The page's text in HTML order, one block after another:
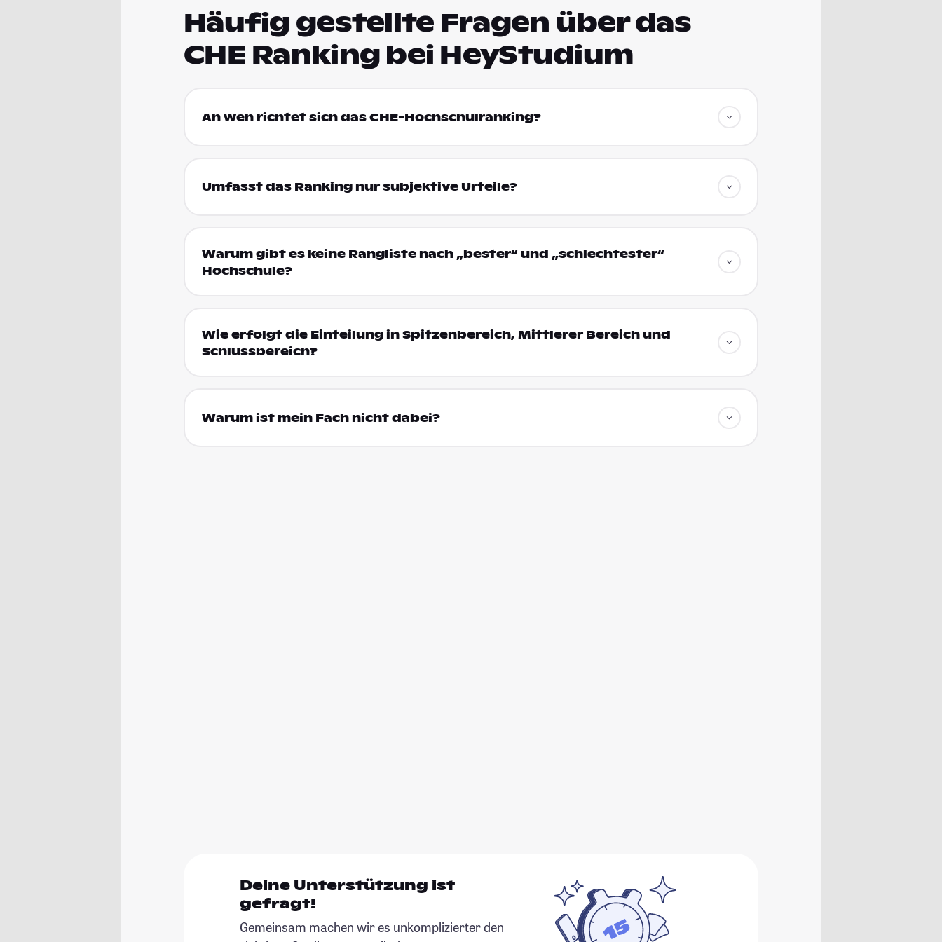
Häufig gestellte Fragen über das
CHE Ranking bei HeyStudium
An wen richtet sich das CHE-Hochschulranking?
Umfasst das Ranking nur subjektive Urteile?
Warum gibt es keine Rangliste nach „bester“ und „schlechtester“
Hochschule?
Wie erfolgt die Einteilung in Spitzenbereich, Mittlerer Bereich und
Schlussbereich?
Warum ist mein Fach nicht dabei?
Deine Unterstützung ist
gefragt!
Gemeinsam machen wir es unkomplizierter den